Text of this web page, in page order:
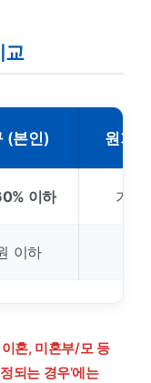
교
(본인) 원가
이하 기준
이하
혼, 미혼부/모 등
되는 경우’에는